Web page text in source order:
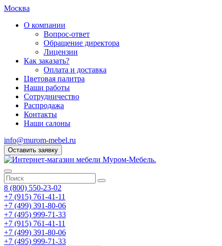
Москва
О компании
Вопрос-ответ
Обращение директора
Лицензии
Как заказать?
Оплата и доставка
Цветовая палитра
Наши работы
Сотрудничество
Распродажа
Контакты
Наши салоны
info@murom-mebel.ru
Оставить заявку
8 (800) 550-23-02
+7 (915) 761-41-11
+7 (499) 391-80-06
+7 (495) 999-71-33
+7 (915) 761-41-11
+7 (499) 391-80-06
+7 (495) 999-71-33